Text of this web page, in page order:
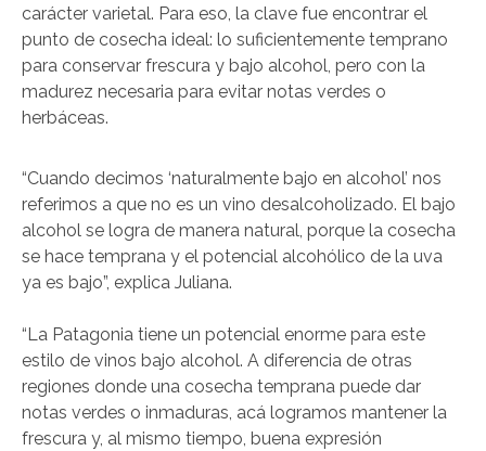
carácter varietal. Para eso, la clave fue encontrar el
punto de cosecha ideal: lo suficientemente temprano
para conservar frescura y bajo alcohol, pero con la
madurez necesaria para evitar notas verdes o
herbáceas.
“Cuando decimos ‘naturalmente bajo en alcohol’ nos
referimos a que no es un vino desalcoholizado. El bajo
alcohol se logra de manera natural, porque la cosecha
se hace temprana y el potencial alcohólico de la uva
ya es bajo”, explica Juliana.
“La Patagonia tiene un potencial enorme para este
estilo de vinos bajo alcohol. A diferencia de otras
regiones donde una cosecha temprana puede dar
notas verdes o inmaduras, acá logramos mantener la
frescura y, al mismo tiempo, buena expresión